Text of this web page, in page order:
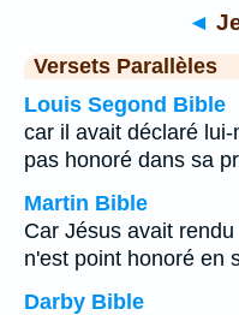
◄
Versets Parallèles
Louis Segond Bible
car il avait déclaré
pas honoré dans sa
Martin Bible
Car Jésus avait
n'est point honoré en
Darby Bible